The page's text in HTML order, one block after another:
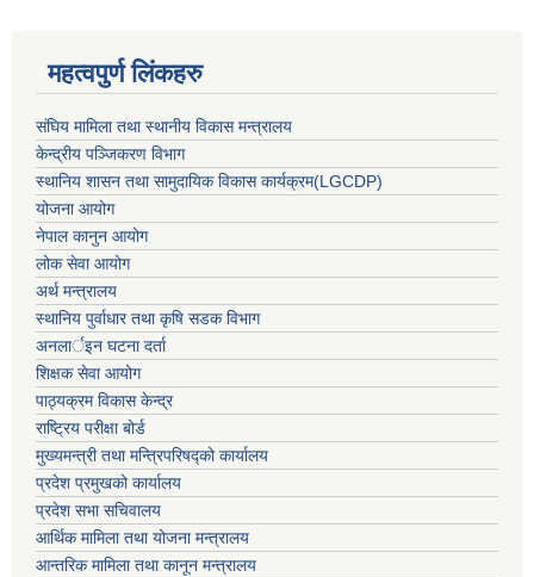
महत्वपुर्ण लिंकहरु
संघिय मामिला तथा स्थानीय विकास मन्त्रालय
केन्द्रीय पञ्जिकरण विभाग
स्थानिय शासन तथा सामुदायिक विकास कार्यक्रम(LGCDP)
योजना आयोग
नेपाल कानुन आयोग
लोक सेवा आयोग
अर्थ मन्त्रालय
स्थानिय पुर्वाधार तथा कृषि सडक विभाग
अनलार्इन घटना दर्ता
शिक्षक सेवा आयोग
पाठ्यक्रम विकास केन्द्र
राष्ट्रिय परीक्षा बोर्ड
मुख्यमन्त्री तथा मन्त्रिपरिषद्को कार्यालय
प्रदेश प्रमुखको कार्यालय
प्रदेश सभा सचिवालय
आर्थिक मामिला तथा योजना मन्त्रालय
आन्तरिक मामिला तथा कानून मन्त्रालय